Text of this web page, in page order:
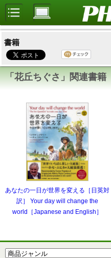
書籍
「花丘ちぐさ」関連書籍
あなたの一日が世界を変える［日英対
訳］ Your day will change the
world［Japanese and English］